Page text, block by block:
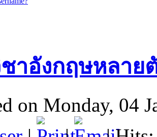
าอังกฤษหลาย
on Monday, 04